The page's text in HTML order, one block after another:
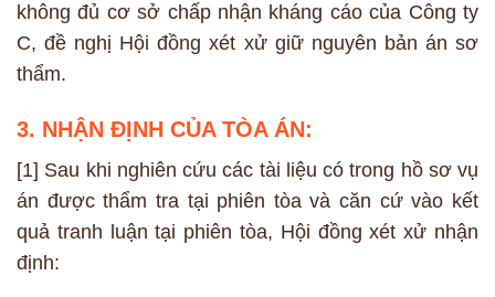
không đủ cơ sở chấp nhận kháng cáo của Công ty
C, đề nghị Hội đồng xét xử giữ nguyên bản án sơ
thẩm.
3. NHẬN ĐỊNH CỦA TÒA ÁN:
[1] Sau khi nghiên cứu các tài liệu có trong hồ sơ vụ
án được thẩm tra tại phiên tòa và căn cứ vào kết
quả tranh luận tại phiên tòa, Hội đồng xét xử nhận
định: